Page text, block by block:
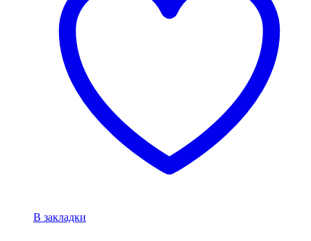
В закладки